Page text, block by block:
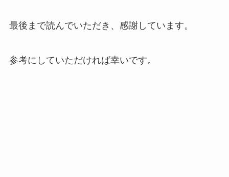
最後まで読んでいただき、感謝しています。
参考にしていただければ幸いです。